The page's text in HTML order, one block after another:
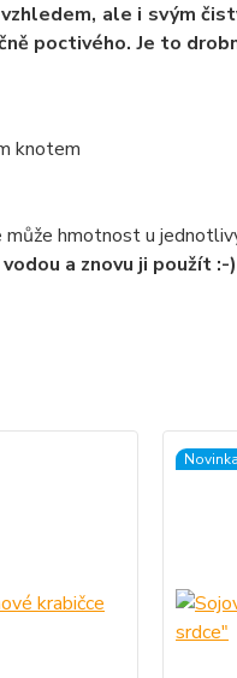
ale i svým
poctivého. Je to
knotem
může hmotnost u
a znovu ji použít :-)
Novinka